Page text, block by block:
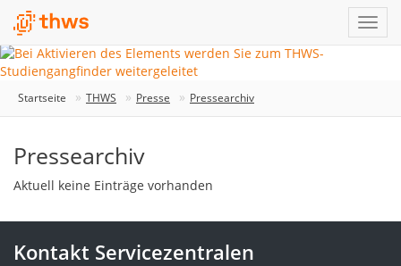
Startseite THWS Presse Pressearchiv
Pressearchiv
Aktuell keine Einträge vorhanden
Kontakt Servicezentralen